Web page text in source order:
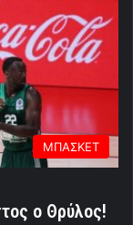
ΜΠΑΣΚΕΤ
ο Θρύλος!